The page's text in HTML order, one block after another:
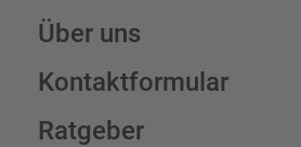
Über uns
Kontaktformular
Ratgeber